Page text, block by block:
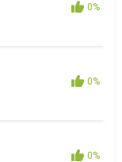
0%
0%
0%